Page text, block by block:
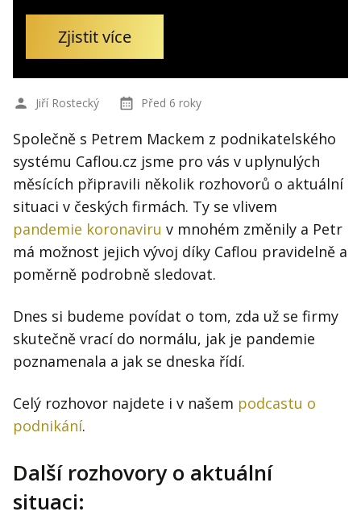
Zjistit více
Jiří Rostecký Před 6 roky
Společně s Petrem Mackem z podnikatelského
systému Caflou.cz jsme pro vás v uplynulých
měsících připravili několik rozhovorů o aktuální
situaci v českých firmách. Ty se vlivem
pandemie koronaviru v mnohém změnily a Petr
má možnost jejich vývoj díky Caflou pravidelně a
poměrně podrobně sledovat.
Dnes si budeme povídat o tom, zda už se firmy
skutečně vrací do normálu, jak je pandemie
poznamenala a jak se dneska řídí.
Celý rozhovor najdete i v našem podcastu o
podnikání.
Další rozhovory o aktuální
situaci: